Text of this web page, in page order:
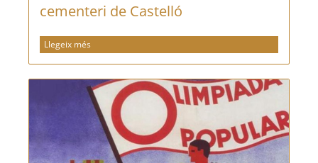
cementeri de Castelló
Llegeix més